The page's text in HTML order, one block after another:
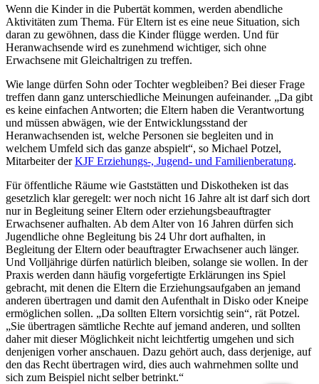
Wenn die Kinder in die Pubertät kommen, werden abendliche
Aktivitäten zum Thema. Für Eltern ist es eine neue Situation, sich
daran zu gewöhnen, dass die Kinder flügge werden. Und für
Heranwachsende wird es zunehmend wichtiger, sich ohne
Erwachsene mit Gleichaltrigen zu treffen.
Wie lange dürfen Sohn oder Tochter wegbleiben? Bei dieser Frage
treffen dann ganz unterschiedliche Meinungen aufeinander. „Da gibt
es keine einfachen Antworten; die Eltern haben die Verantwortung
und müssen abwägen, wie der Entwicklungsstand der
Heranwachsenden ist, welche Personen sie begleiten und in
welchem Umfeld sich das ganze abspielt“, so Michael Potzel,
Mitarbeiter derKJF Erziehungs-, Jugend- und Familienberatung.
Für öffentliche Räume wie Gaststätten und Diskotheken ist das
gesetzlich klar geregelt: wer noch nicht 16 Jahre alt ist darf sich dort
nur in Begleitung seiner Eltern oder erziehungsbeauftragter
Erwachsener aufhalten. Ab dem Alter von 16 Jahren dürfen sich
Jugendliche ohne Begleitung bis 24 Uhr dort aufhalten, in
Begleitung der Eltern oder beauftragter Erwachsener auch länger.
Und Volljährige dürfen natürlich bleiben, solange sie wollen. In der
Praxis werden dann häufig vorgefertigte Erklärungen ins Spiel
gebracht, mit denen die Eltern die Erziehungsaufgaben an jemand
anderen übertragen und damit den Aufenthalt in Disko oder Kneipe
ermöglichen sollen. „Da sollten Eltern vorsichtig sein“, rät Potzel.
„Sie übertragen sämtliche Rechte auf jemand anderen, und sollten
daher mit dieser Möglichkeit nicht leichtfertig umgehen und sich
denjenigen vorher anschauen. Dazu gehört auch, dass derjenige, auf
den das Recht übertragen wird, dies auch wahrnehmen sollte und
sich zum Beispiel nicht selber betrinkt.“